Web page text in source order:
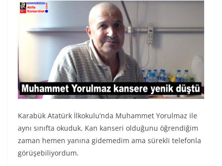
Karabük Atatürk İlkokulu’nda Muhammet Yorulmaz ile
aynı sınıfta okuduk. Kan kanseri olduğunu öğrendiğim
zaman hemen yanına gidemedim ama sürekli telefonla
görüşebiliyordum.